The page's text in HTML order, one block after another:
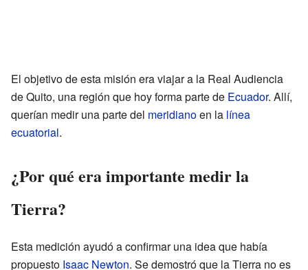
El objetivo de esta misión era viajar a la Real Audiencia
de Quito, una región que hoy forma parte de Ecuador. Allí,
querían medir una parte del meridianoen la línea
ecuatorial.
¿Por qué era importante medir la
Tierra?
Esta medición ayudó a confirmar una idea que había
propuesto Isaac Newton. Se demostró que la Tierra no es